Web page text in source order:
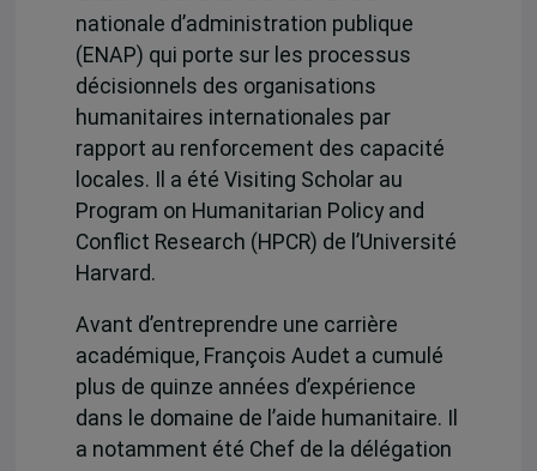
nationale d’administration publique
(ENAP) qui porte sur les processus
décisionnels des organisations
humanitaires internationales par
rapport au renforcement des capacité
locales. Il a été Visiting Scholar au
Program on Humanitarian Policy and
Conflict Research (HPCR) de l’Université
Harvard.
Avant d’entreprendre une carrière
académique, François Audet a cumulé
plus de quinze années d’expérience
dans le domaine de l’aide humanitaire. Il
a notamment été Chef de la délégation